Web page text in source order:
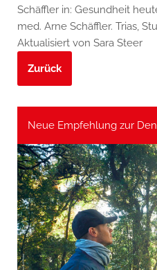
Schäffler in: Gesundheit
med. Arne Schäffler. Trias,
Aktualisiert von Sara Steer
Zurück
Neue Empfehlung zur